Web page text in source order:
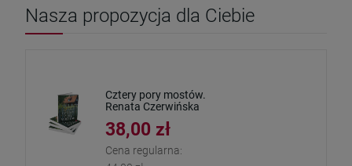
Nasza propozycja dla Ciebie
Cztery pory mostów.
Renata Czerwińska
38,00 zł
Cena regularna: